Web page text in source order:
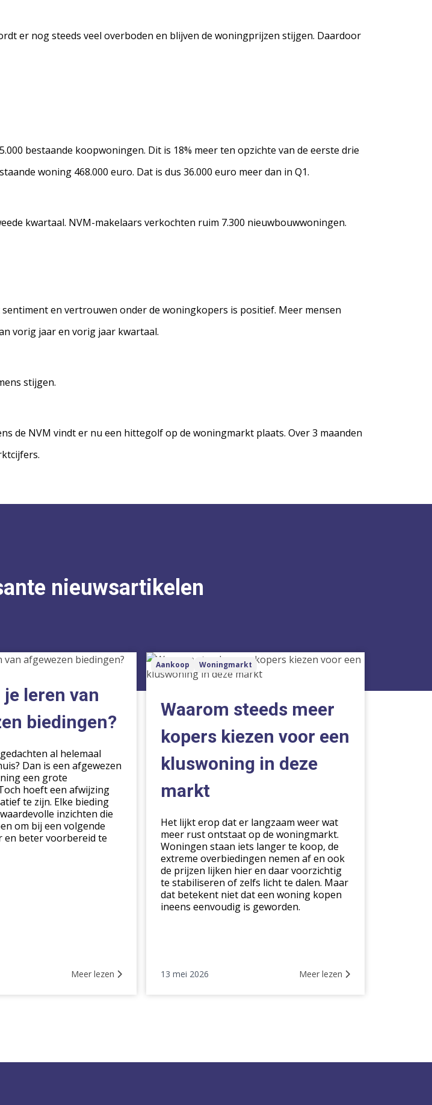
er nog steeds veel overboden en blijven de woningprijzen stijgen. Daardoor
bestaande koopwoningen. Dit is 18% meer ten opzichte van de eerste drie
woning 468.000 euro. Dat is dus 36.000 euro meer dan in Q1.
kwartaal. NVM-makelaars verkochten ruim 7.300 nieuwbouwwoningen.
en vertrouwen onder de woningkopers is positief. Meer mensen
vorig jaar en vorig jaar kwartaal.
stijgen.
de NVM vindt er nu een hittegolf op de woningmarkt plaats. Over 3 maanden
nieuwsartikelen
leren van
biedingen?
al helemaal
Dan is een afgewezen
een grote
hoeft een afwijzing
te zijn. Elke bieding
inzichten die
om bij een volgende
en beter voorbereid te
Meer lezen
Waarom
steeds
meer
kopers
kiezen
voor
een
kluswoning
deze
Aankoop Woningmarkt
Waarom steeds meer
kopers kiezen voor een
kluswoning in deze
markt
Het lijkt erop dat er langzaam weer wat
meer rust ontstaat op de woningmarkt.
Woningen staan iets langer te koop, de
extreme overbiedingen nemen af en ook
de prijzen lijken hier en daar voorzichtig
te stabiliseren of zelfs licht te dalen. Maar
dat betekent niet dat een woning kopen
ineens eenvoudig is geworden.
13 mei 2026 Meer lezen